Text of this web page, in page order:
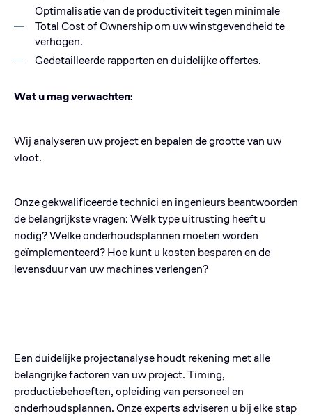
Optimalisatie van de productiviteit tegen minimale
Total Cost of Ownership om uw winstgevendheid te
verhogen.
Gedetailleerde rapporten en duidelijke offertes.
Wat u mag verwachten:
Wij analyseren uw project en bepalen de grootte van uw
vloot.
Onze gekwalificeerde technici en ingenieurs beantwoorden
de belangrijkste vragen: Welk type uitrusting heeft u
nodig? Welke onderhoudsplannen moeten worden
geïmplementeerd? Hoe kunt u kosten besparen en de
levensduur van uw machines verlengen?
Een duidelijke projectanalyse houdt rekening met alle
belangrijke factoren van uw project. Timing,
productiebehoeften, opleiding van personeel en
onderhoudsplannen. Onze experts adviseren u bij elke stap